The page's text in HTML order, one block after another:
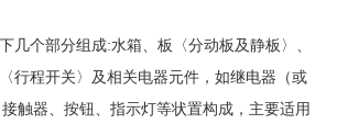
几个部分组成:水箱、板〈分动板及静板〉、
行程开关〉及相关电器元件，如继电器（或
触器、按钮、指示灯等状置构成，主要适用